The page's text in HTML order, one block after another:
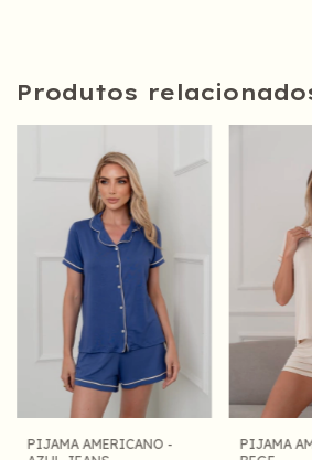
Produtos
PIJAMA AMERICANO -
PIJAMA